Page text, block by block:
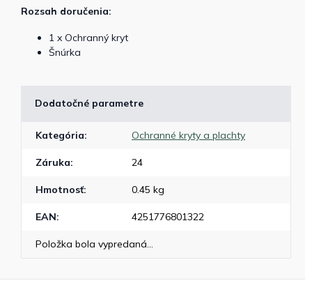
Rozsah doručenia:
1 x Ochranný kryt
Šnúrka
Dodatočné parametre
Kategória: Ochranné kryty a plachty
Záruka: 24
Hmotnosť: 0.45 kg
EAN: 4251776801322
Položka bola vypredaná…